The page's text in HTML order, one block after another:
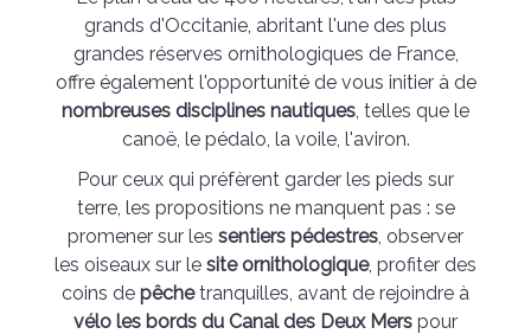
grands d'Occitanie, abritant l'une des plus
grandes réserves ornithologiques de France,
offre également l'opportunité de vous initier à de
nombreuses disciplines nautiques, telles que le
canoë, le pédalo, la voile, l'aviron.
Pour ceux qui préfèrent garder les pieds sur
terre, les propositions ne manquent pas : se
promener sur les sentiers pédestres, observer
les oiseaux sur le site ornithologique, profiter des
coins de pêchetranquilles, avant de rejoindre à
vélo les bords du Canal des Deux Mers pour